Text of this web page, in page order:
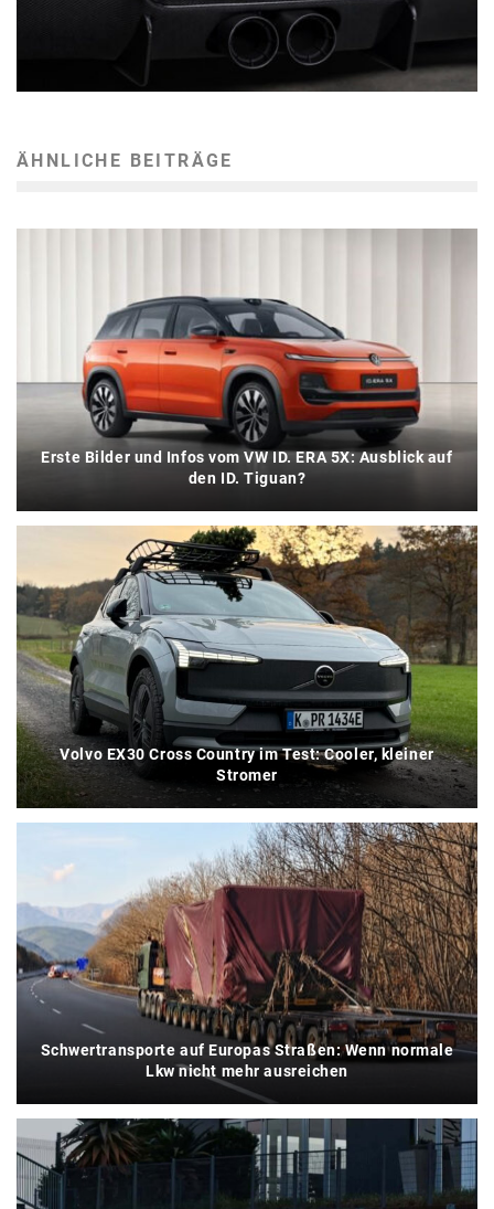
ÄHNLICHE BEITRÄGE
Erste Bilder und Infos vom VW ID. ERA 5X: Ausblick auf
den ID. Tiguan?
Volvo EX30 Cross Country im Test: Cooler, kleiner
Stromer
Schwertransporte auf Europas Straßen: Wenn normale
Lkw nicht mehr ausreichen